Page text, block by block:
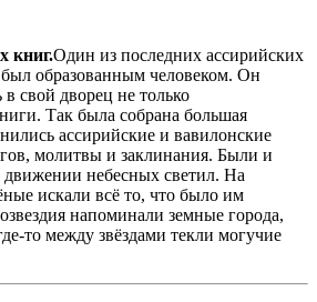
книг.Один из последних ассирийских
образованным человеком. Он
свой дворец не только
Так была собрана большая
ассирийские и вавилонские
молитвы и заклинания. Были и
небесных светил. На
искали всё то, что было им
напоминали земные города,
то между звёздами текли могучие